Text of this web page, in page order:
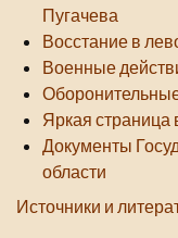
Пугачева
Восстание в
Военные
Яркая страница
Документы
области
Источники и